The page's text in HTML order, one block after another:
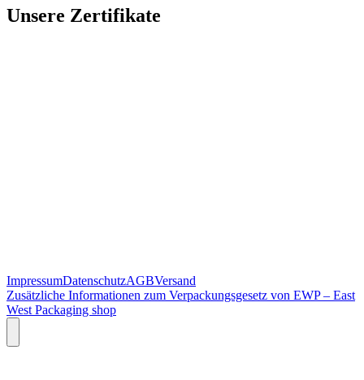
Unsere Zertifikate
ImpressumDatenschutzAGBVersand
Zusätzliche Informationen zum Verpackungsgesetz von EWP – East
West Packaging shop